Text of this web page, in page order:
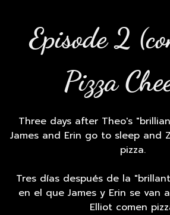
Episode 2
Pizza
Three days after Theo's
James and Erin go to sleep and
pizza.
Tres días después de la
en el que James y Erin se van
Elliot comen